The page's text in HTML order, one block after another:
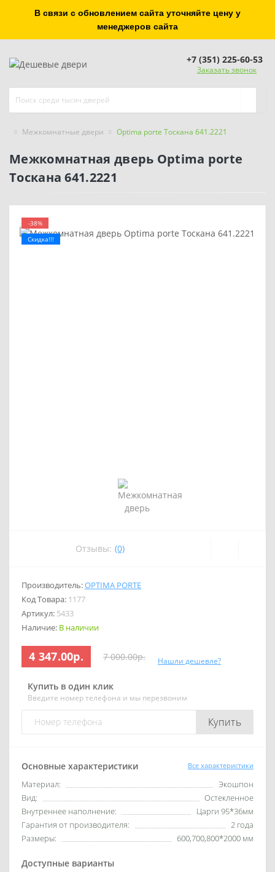
В связи с обновлением сайта уточняйте цену у
менеджеров сайта
+7 (351) 225-60-53
Заказать звонок
Межкомнатные двери Optima porte Тоскана 641.2221
Межкомнатная дверь Optima porte
Тоскана 641.2221
-38%
Скидка!!!
Отзывы: (0)
Производитель:OPTIMA PORTE
Код Товара: 1177
Артикул: 5433
Наличие: В наличии
4 347.00р. 7 000.00р. Нашли дешевле?
Купить в один клик
Введите номер телефона и мы перезвоним
Купить
Основные характеристики Все характеристики
Материал:
Экошпон
Вид:
Остекленное
Внутреннее наполнение:
Царги 95*36мм
Гарантия от производителя:
2 года
Размеры:
600,700,800*2000 мм
Доступные варианты